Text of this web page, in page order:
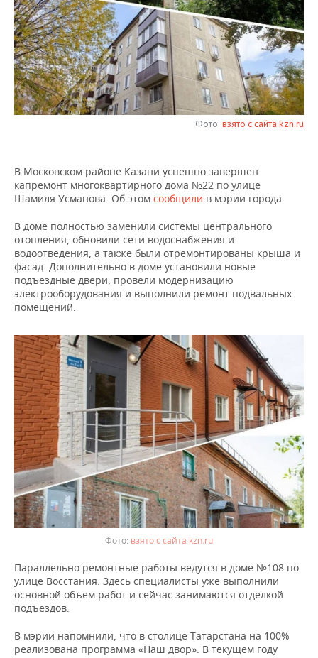
НЕФТЕХИМИЯ
НЕФТЬ
ОПК
ЭНЕРГЕТИКА
РОЗНИЧНАЯ ТОРГОВЛЯ
ТРАНСПОРТ
УСЛУГИ
НОВОСТИ ТЕХНОЛОГИЙ
IT
МЕДИА
МЕРОПРИЯТИЯ
НОВОСТИ МЕРОПРИЯТИЙ
ВЫЕЗДНАЯ РЕДАКЦИЯ
ОТКРЫТАЯ ЛЕКЦИЯ
СПОРТ
НОВОСТИ СПОРТА
БАСКЕТБОЛ
ВОЛЕЙБОЛ
КИБЕРСПОРТ
ФИГУРНОЕ КАТАНИЕ
ХОККЕЙ С МЯЧОМ
ОБЩЕСТВО
ИНФРАСТРУКТУРА
ИСТОРИЯ
КУЛЬТУРА
МЕДИЦИНА
ПРОИСШЕСТВИЯ
СПРАВОЧНИК
СПИСОК ПЕРСОН
СПИСОК КОМПАНИЙ
ПОЛНАЯ ВЕРСИЯ
Фото: взято с сайта kzn.ru
В Московском районе Казани успешно завершен
капремонт многоквартирного дома №22 по улице
Шамиля Усманова. Об этом сообщили в мэрии города.
В доме полностью заменили системы центрального
отопления, обновили сети водоснабжения и
водоотведения, а также были отремонтированы крыша и
фасад. Дополнительно в доме установили новые
подъездные двери, провели модернизацию
электрооборудования и выполнили ремонт подвальных
помещений.
взято с сайта kzn.ru
Параллельно ремонтные работы ведутся в доме №108 по
улице Восстания. Здесь специалисты уже выполнили
основной объем работ и сейчас занимаются отделкой
подъездов.
В мэрии напомнили, что в столице Татарстана на 100%
реализована программа «Наш двор». В текущем году